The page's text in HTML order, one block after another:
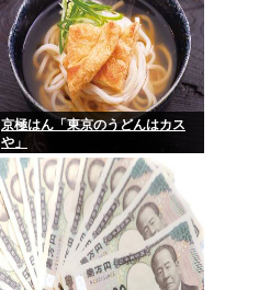
京極はん「東京のうどんはカス
や」